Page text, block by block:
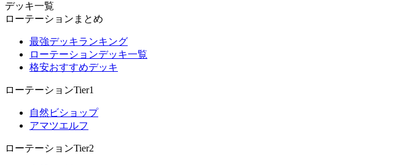
デッキ一覧
ローテーションまとめ
最強デッキランキング
ローテーションデッキ一覧
格安おすすめデッキ
ローテーションTier1
自然ビショップ
アマツエルフ
ローテーションTier2